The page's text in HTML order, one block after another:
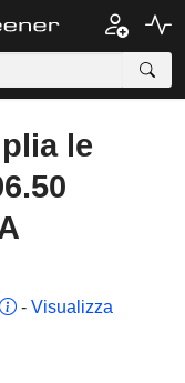
le
- Visualizza